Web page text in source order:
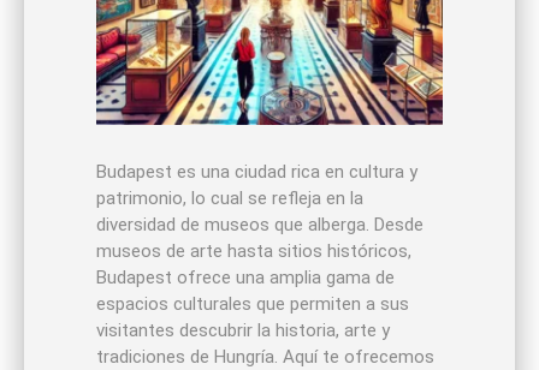
Budapest es una ciudad rica en cultura y
patrimonio, lo cual se refleja en la
diversidad de museos que alberga. Desde
museos de arte hasta sitios históricos,
Budapest ofrece una amplia gama de
espacios culturales que permiten a sus
visitantes descubrir la historia, arte y
tradiciones de Hungría. Aquí te ofrecemos